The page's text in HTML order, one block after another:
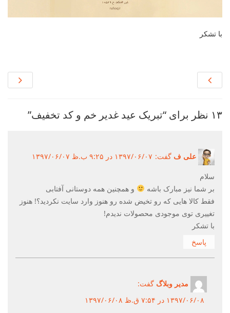
با تشکر
۱۳ نظر برای “تبریک عید غدیر خم و کد تخفیف”
علی ف گفت: ۱۳۹۷/۰۶/۰۷ در ۹:۲۵ ب.ظ ۱۳۹۷/۰۶/۰۷
سلام
بر شما نیز مبارک باشه
و همچنین همه دوستانی آفتابی
فقط کالا هایی که رو تخیض شده رو هنوز وارد سایت نکردید؟! هنوز
تغییری توی موجودی محصولات ندیدم!
با تشکر
پاسخ
مدیر وبلاگ گفت:
۱۳۹۷/۰۶/۰۸ در ۷:۵۴ ق.ظ ۱۳۹۷/۰۶/۰۸